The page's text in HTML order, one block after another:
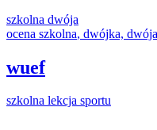
szkolna dwója
ocena szkolna, dwójka,
wuef
szkolna lekcja sportu